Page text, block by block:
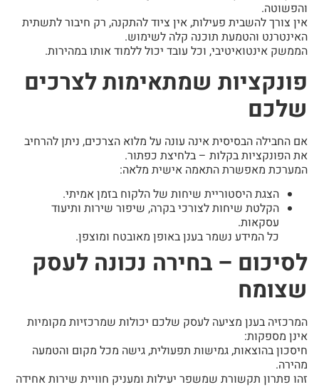
והפשוטה.
אין צורך להשבית פעילות, אין ציוד להתקנה, רק חיבור לתשתית
האינטרנט והטמעת תוכנה קלה לשימוש.
הממשק אינטואיטיבי, וכל עובד יכול ללמוד אותו במהירות.
פונקציות שמתאימות לצרכים
שלכם
אם החבילה הבסיסית אינה עונה על מלוא הצרכים, ניתן להרחיב
את הפונקציות בקלות – בלחיצת כפתור.
המערכת מאפשרת התאמה אישית מלאה:
הצגת היסטוריית שיחות של הלקוח בזמן אמיתי.
הקלטת שיחות לצורכי בקרה, שיפור שירות ותיעוד
עסקאות.
כל המידע נשמר בענן באופן מאובטח ומוצפן.
לסיכום – בחירה נכונה לעסק
שצומח
המרכזיה בענן מציעה לעסק שלכם יכולות שמרכזיות מקומיות
אינן מספקות:
חיסכון בהוצאות, גמישות תפעולית, גישה מכל מקום והטמעה
מהירה.
זהו פתרון תקשורת שמשפר יעילות ומעניק חוויית שירות אחידה